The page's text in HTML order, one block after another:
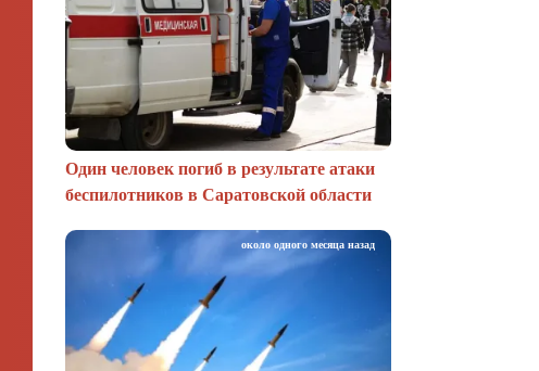
Один человек погиб в результате атаки
беспилотников в Саратовской области
около одного месяца назад